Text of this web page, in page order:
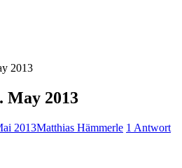
2013
May 2013
2013Matthias Hämmerle 1 Antwort